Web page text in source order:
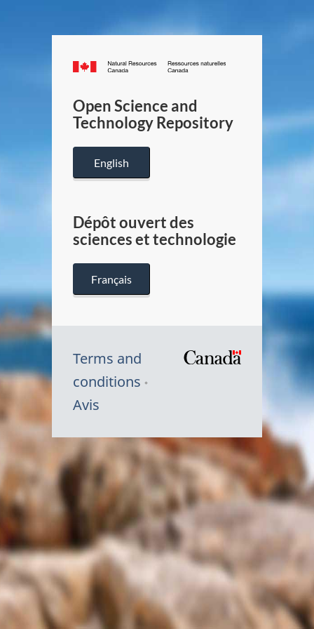
Canada.ca
/
Canada
Open Science and
Technology Repository
English
Dépôt ouvert des
sciences et technologie
Français
Terms and
conditions
Avis
Symbole
du
Canada